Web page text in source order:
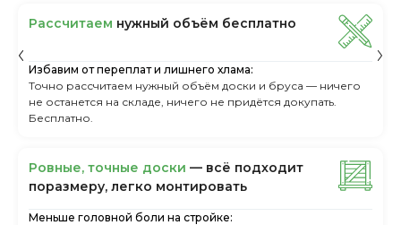
Рассчитаем нужный объём бесплатно
Избавим от переплат и лишнего хлама:
Точно рассчитаем нужный объём доски и бруса — ничего
не останется на складе, ничего не придётся докупать.
Бесплатно.
Ровные, точные доски — всё подходит
поразмеру, легкo монтировать
Меньше головной боли на стройке: